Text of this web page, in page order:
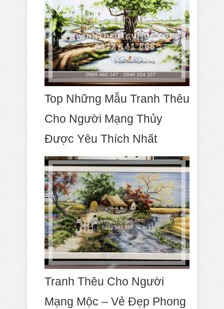
Top Những Mẫu Tranh Thêu
Cho Người Mạng Thủy
Được Yêu Thích Nhất
Tranh Thêu Cho Người
Mạng Mộc – Vẻ Đẹp Phong